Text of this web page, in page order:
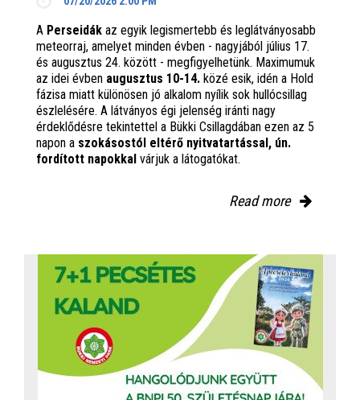
A Perseidák az egyik legismertebb és leglátványosabb
meteorraj, amelyet minden évben - nagyjából július 17.
és augusztus 24. között - megfigyelhetünk. Maximumuk
az idei évben augusztus 10-14. közé esik, idén a Hold
fázisa miatt különösen jó alkalom nyílik sok hullócsillag
észlelésére. A látványos égi jelenség iránti nagy
érdeklődésre tekintettel a Bükki Csillagdában ezen az 5
napon a szokásostól eltérő nyitvatartással, ún.
fordított napokkal várjuk a látogatókat.
Read more